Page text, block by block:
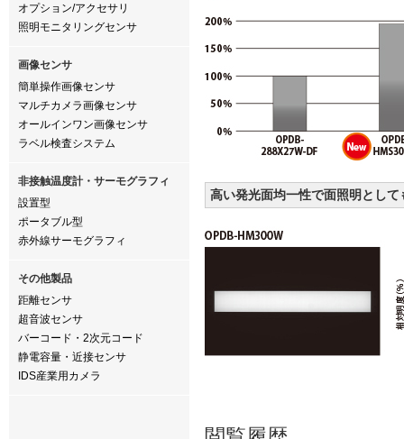
オプション/アクセサリ
照明モニタリングセンサ
画像センサ
簡単操作画像センサ
マルチカメラ画像センサ
オールインワン画像センサ
ラベル検査システム
非接触温度計・サーモグラフィ
設置型
ポータブル型
赤外線サーモグラフィ
その他製品
距離センサ
超音波センサ
バーコード・2次元コード
静電容量・近接センサ
IDS産業用カメラ
高い発光面均一性で面照明として